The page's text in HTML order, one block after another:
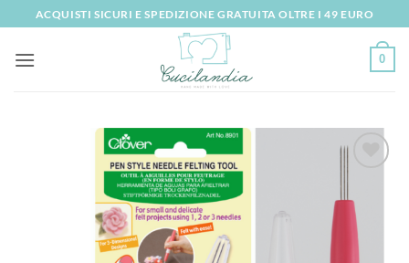
ai
contenuti
ACQUISTI SICURI E SPEDIZIONE GRATUITA OLTRE I 49 EURO
0
alla lista
dei
desideri